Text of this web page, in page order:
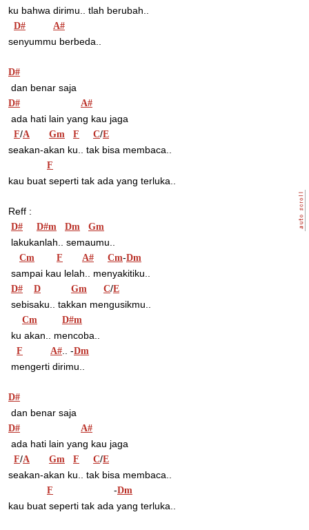
ku bahwa dirimu.. tlah berubah..
D# A#
senyummu berbeda..
D#
dan benar saja
D# A#
ada hati lain yang kau jaga
F/A Gm F C/E
seakan-akan ku.. tak bisa membaca..
F
kau buat seperti tak ada yang terluka..
Reff :
D# D#m Dm Gm
lakukanlah.. semaumu..
Cm F A# Cm-Dm
sampai kau lelah.. menyakitiku..
D# D Gm C/E
sebisaku.. takkan mengusikmu..
Cm D#m
ku akan.. mencoba..
F A#.. -Dm
mengerti dirimu..
D#
dan benar saja
D# A#
ada hati lain yang kau jaga
F/A Gm F C/E
seakan-akan ku.. tak bisa membaca..
F
                      -
Dm
kau buat seperti tak ada yang terluka..